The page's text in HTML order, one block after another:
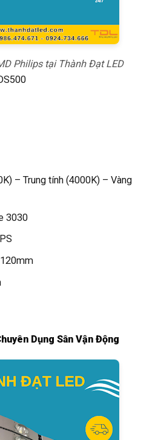
Philips tại Thành Đạt LED
– Trung tính (4000K) – Vàng
3030
Dụng Sân Vận Động